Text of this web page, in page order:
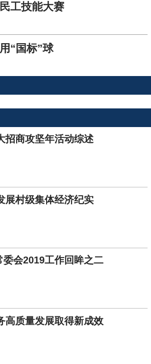
工技能大赛
“国标”球
招商攻坚年活动综述
展村级集体经济纪实
委会2019工作回眸之二
高质量发展取得新成效